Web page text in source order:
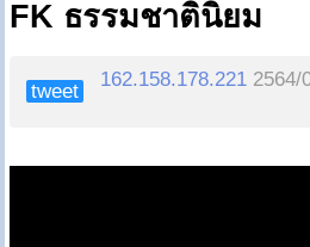
FK ธรรมชาตินิยม
tweet
162.158.178.221 2564/